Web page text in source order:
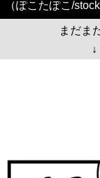
（ぽこたぽこ/
まだま